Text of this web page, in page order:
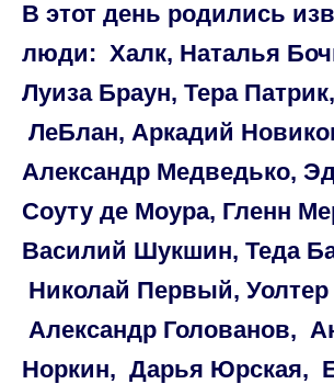
В этот день родились
люди: Халк, Наталья
Луиза Браун, Тера
ЛеБлан, Аркадий
Александр Медведько,
Соуту де Моура, Гленн
Василий Шукшин, Теда
Николай Первый, Уолтер
Александр Голованов,
Норкин, Дарья Юрская,